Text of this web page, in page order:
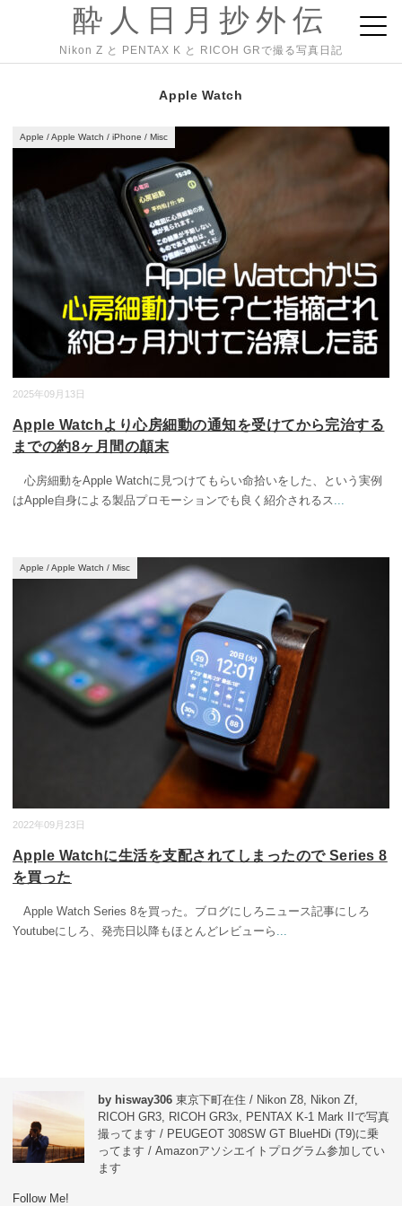
酔人日月抄外伝
Nikon Z と PENTAX K と RICOH GRで撮る写真日記
Apple Watch
2025年09月13日
Apple /Apple Watch / iPhone / Misc
Apple Watchより心房細動の通知を受けてから完治する
までの約8ヶ月間の顛末
心房細動をApple Watchに見つけてもらい命拾いをした、という実例
はApple自身による製品プロモーションでも良く紹介されるス...
2022年09月23日
Apple /Apple Watch / Misc
Apple Watchに生活を支配されてしまったので Series 8
を買った
Apple Watch Series 8を買った。ブログにしろニュース記事にしろ
Youtubeにしろ、発売日以降もほとんどレビューら ...
by hisway306 東京下町在住 / Nikon Z8, Nikon Zf,
RICOH GR3, RICOH GR3x, PENTAX K-1 Mark IIで写真
撮ってます / PEUGEOT 308SW GT BlueHDi (T9)に乗
ってます / Amazonアソシエイトプログラム参加してい
ます
Follow Me!